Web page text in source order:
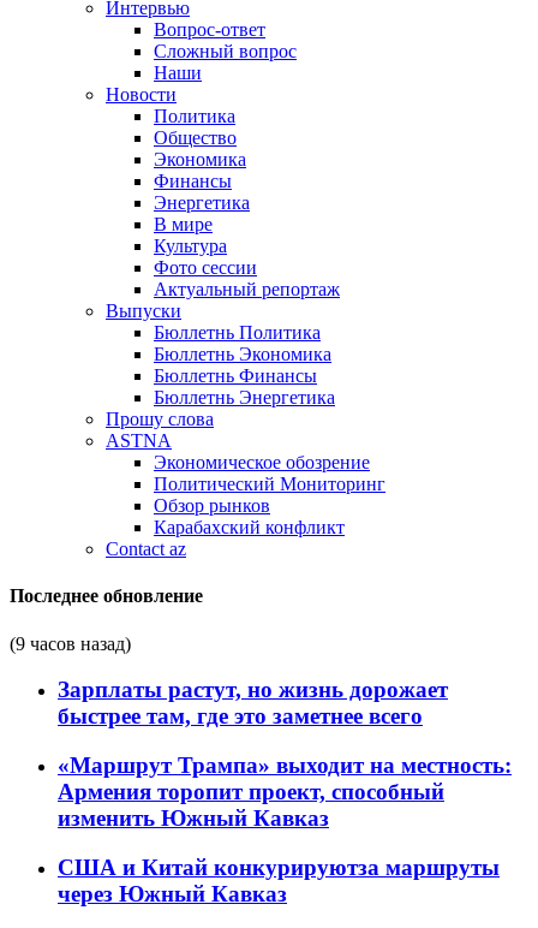
Интервью
Вопрос-ответ
Сложный вопрос
Наши
Новости
Политика
Общество
Экономика
Финансы
Энергетика
В мире
Культура
Фото сессии
Актуальный репортаж
Выпуски
Бюллетнь Политика
Бюллетнь Экономика
Бюллетнь Финансы
Бюллетнь Энергетика
Прошу слова
ASTNA
Экономическое обозрение
Политический Мониторинг
Обзор рынков
Карабахский конфликт
Contact az
Последнее обновление
(9 часов назад)
Зарплаты растут, но жизнь дорожает
быстрее там, где это заметнее всего
«Маршрут Трампа» выходит на местность:
Армения торопит проект, способный
изменить Южный Кавказ
США и Китай конкурируютза маршруты
через Южный Кавказ